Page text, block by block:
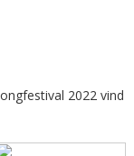
2022 vind